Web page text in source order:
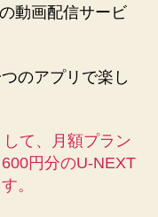
動画配信サービ
のアプリで楽し
て、月額プラン
円分のU-NEXT
。